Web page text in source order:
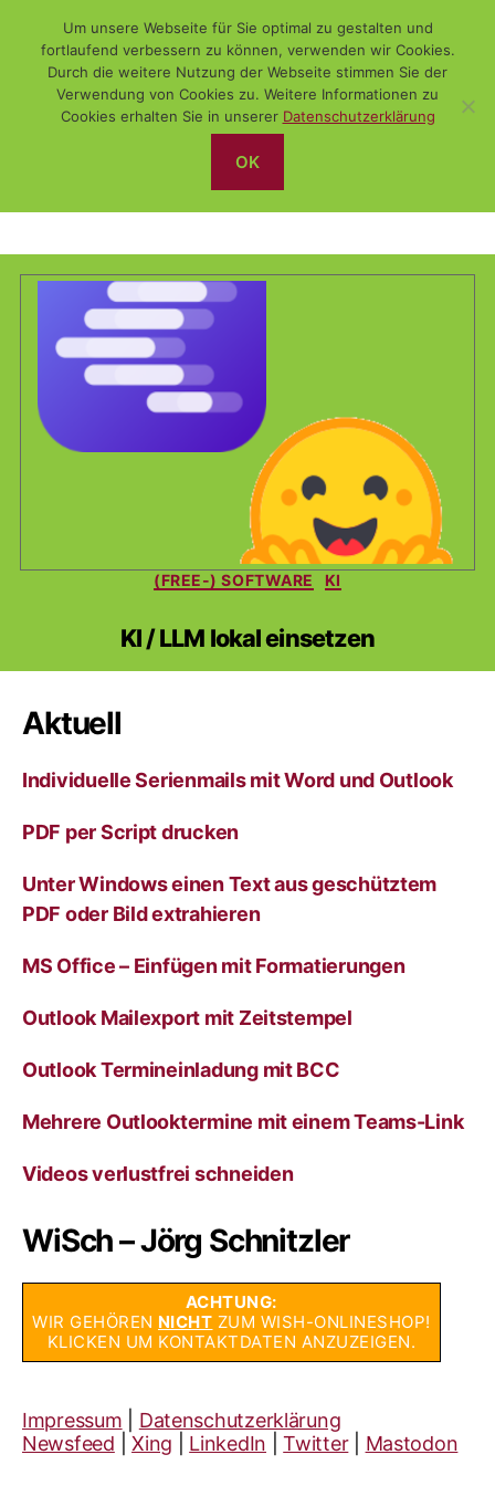
WiSch
KI
Kategorien
(FREE-) SOFTWARE KI
KI / LLM lokal einsetzen
Aktuell
Individuelle Serienmails mit Word und Outlook
PDF per Script drucken
Unter Windows einen Text aus geschütztem
PDF oder Bild extrahieren
MS Office – Einfügen mit Formatierungen
Outlook Mailexport mit Zeitstempel
Outlook Termineinladung mit BCC
Mehrere Outlooktermine mit einem Teams-Link
Videos verlustfrei schneiden
WiSch – Jörg Schnitzler
ACHTUNG:
WIR GEHÖREN NICHT ZUM WISH-ONLINESHOP!
KLICKEN UM KONTAKTDATEN ANZUZEIGEN.
Impressum
Datenschutzerklärung
Newsfeed |Xing LinkedIn |Twitter Mastodon
Um unsere Webseite für Sie optimal zu gestalten und
fortlaufend verbessern zu können, verwenden wir Cookies.
Durch die weitere Nutzung der Webseite stimmen Sie der
Verwendung von Cookies zu. Weitere Informationen zu
Cookies erhalten Sie in unserer Datenschutzerklärung
OK